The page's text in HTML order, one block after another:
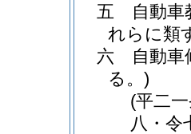
五
自動
れらに類
六
自動車
る。)
(平二
八・令